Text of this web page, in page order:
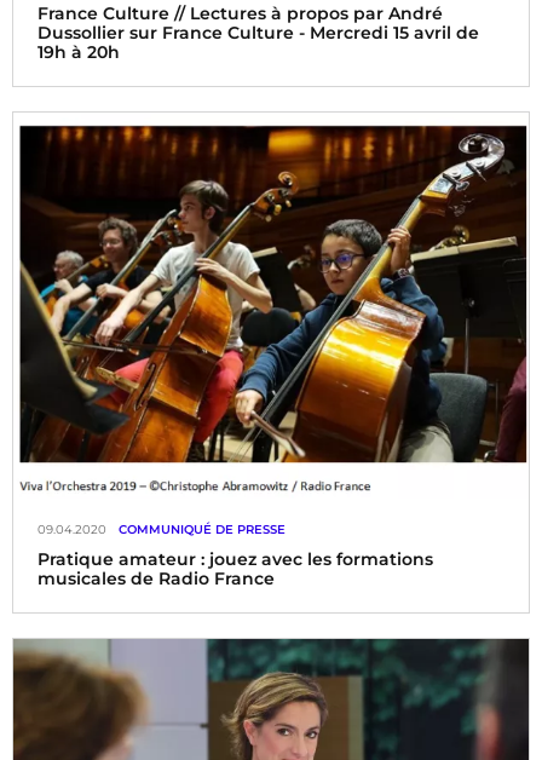
France Culture // Lectures à propos par André
Dussollier sur France Culture - Mercredi 15 avril de
19h à 20h
Pratique amateur : jouez avec les formations
musicales de Radio France
09.04.2020 COMMUNIQUÉ DE PRESSE